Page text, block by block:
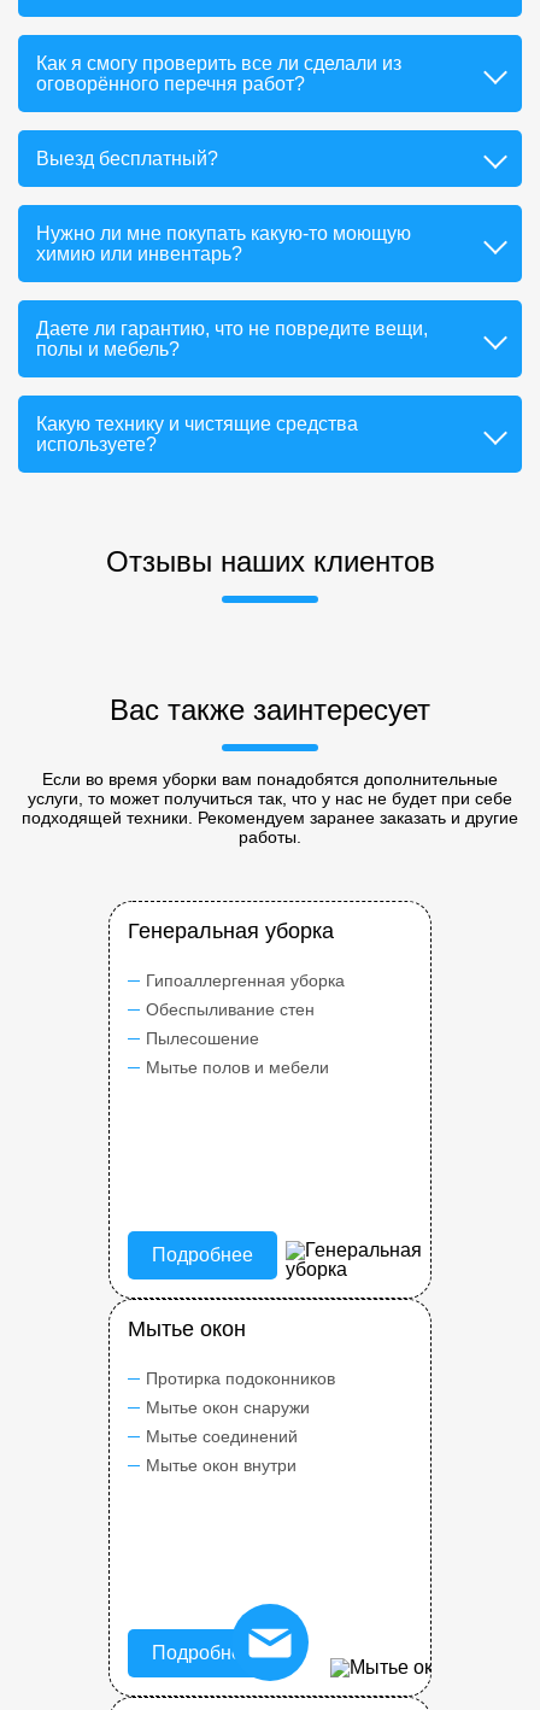
Как я смогу проверить все ли сделали из
оговорённого перечня работ?
Выезд бесплатный?
Нужно ли мне покупать какую-то моющую
химию или инвентарь?
Даете ли гарантию, что не повредите вещи,
полы и мебель?
Какую технику и чистящие средства
используете?
Отзывы наших клиентов
Вас также заинтересует
Если во время уборки вам понадобятся дополнительные
услуги, то может получиться так, что у нас не будет при себе
подходящей техники. Рекомендуем заранее заказать и другие
работы.
Генеральная уборка
Гипоаллергенная уборка
Обеспыливание стен
Пылесошение
Мытье полов и мебели
Подробнее
Мытье окон
Протирка подоконников
Мытье окон снаружи
Мытье соединений
Мытье окон внутри
Подробнее